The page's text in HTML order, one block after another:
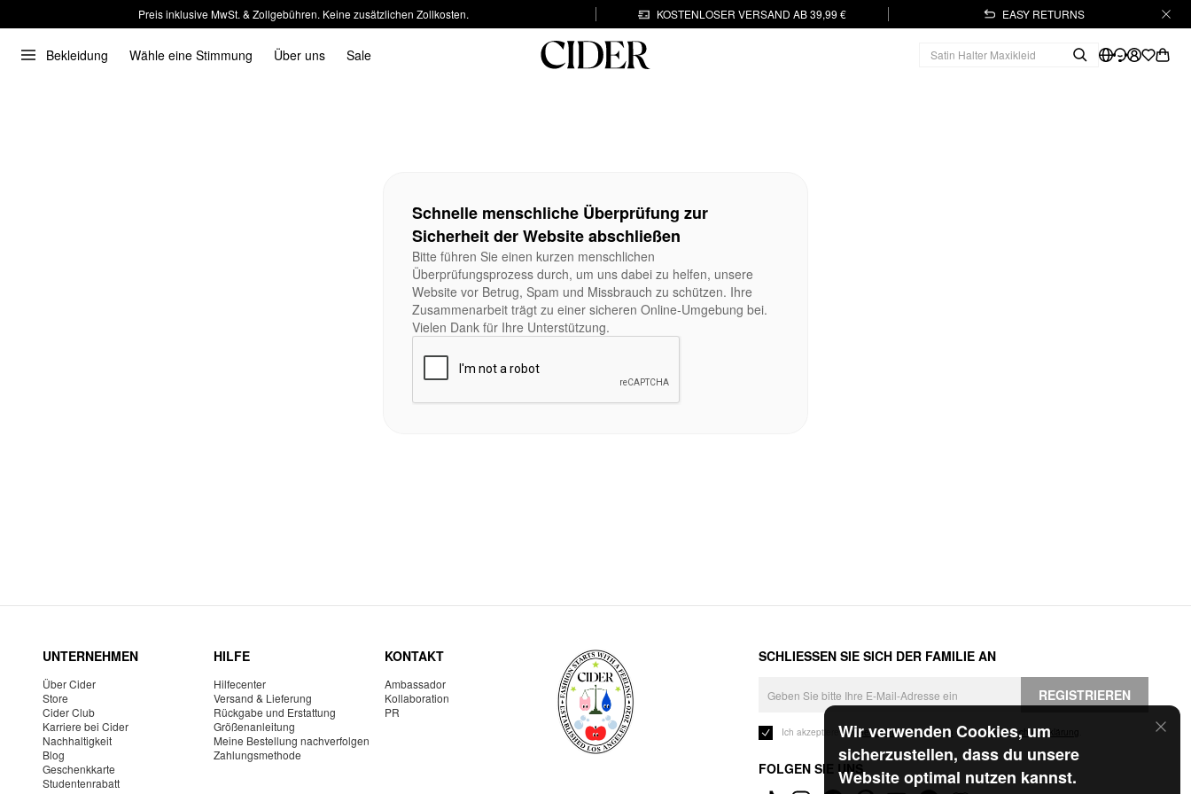
Preis inklusive MwSt. & Zollgebühren. Keine zusätzlichen Zollkosten. KOSTENLOSER VERSAND AB 39,99 € EASY RETURNS
Bekleidung Wähle eine Stimmung Über uns Sale
Wir verwenden Cookies, um
sicherzustellen, dass du unsere
Website optimal nutzen kannst.
Schnelle menschliche Überprüfung zur
Sicherheit der Website abschließen
Bitte führen Sie einen kurzen menschlichen
Überprüfungsprozess durch, um uns dabei zu helfen, unsere
Website vor Betrug, Spam und Missbrauch zu schützen. Ihre
Zusammenarbeit trägt zu einer sicheren Online-Umgebung bei.
Vielen Dank für Ihre Unterstützung.
UNTERNEHMEN
Über Cider
Store
Cider Club
Karriere bei Cider
Nachhaltigkeit
Blog
Geschenkkarte
Studentenrabatt
HILFE
Hilfecenter
Versand & Lieferung
Rückgabe und Erstattung
Größenanleitung
Meine Bestellung nachverfolgen
Zahlungsmethode
KONTAKT
Ambassador
Kollaboration
PR
SCHLIESSEN SIE SICH DER FAMILIE AN
REGISTRIEREN
Ich akzeptiere dieGeschäftsbedingungen und die Datenschutzerklärung
FOLGEN SIE UNS